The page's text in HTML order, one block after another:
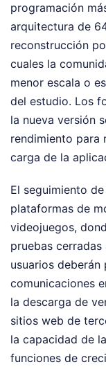
programación
arquitectura de
reconstrucción
cuales la
menor escala o
del estudio. Los
la nueva versión
rendimiento para
carga de la
El seguimiento
plataformas de
videojuegos,
pruebas
usuarios deberán
comunicaciones
la descarga de
sitios web de
la capacidad de
funciones de